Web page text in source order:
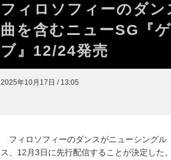
フィロソフィーのダ
曲を含むニューSG『
ブ』12/24発売
2025年10月17日 / 13:05
フィロソフィーのダンスがニューシングル
ス、12月3日に先行配信することが決定した。